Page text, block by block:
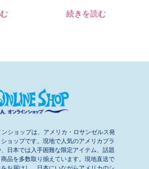
続きを読む
ンショップは、アメリカ・ロサンゼルス発
ョップです。現地で人気のアメリカブラ
日本では入手困難な限定アイテム、話題
品を多数取り揃えています。現地直送で